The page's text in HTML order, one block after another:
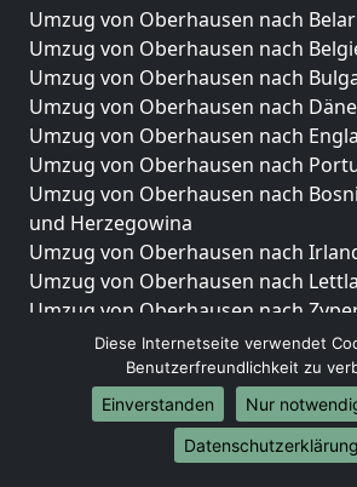
Umzug von Oberhausen nach
Umzug von Oberhausen nach
Umzug von Oberhausen nach
Umzug von Oberhausen nach
Umzug von Oberhausen nach
Umzug von Oberhausen nach
Umzug von Oberhausen nach
und Herzegowina
Umzug von Oberhausen nach
Umzug von Oberhausen nach
Umzug von Oberhausen nach
Umzug von Oberhausen nach
Umzug von Oberhausen nach
Umzug von Oberhausen nach
Umzug von Oberhausen nach
Umzug von Oberhausen nach
Diese Internetseite verwendet
Benutzerfreundlichkeit zu
Einverstanden
Nur
Datenschutzerklärung